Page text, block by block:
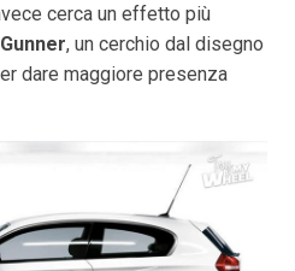
cerca un effetto più
Gunner, un cerchio dal disegno
dare maggiore presenza